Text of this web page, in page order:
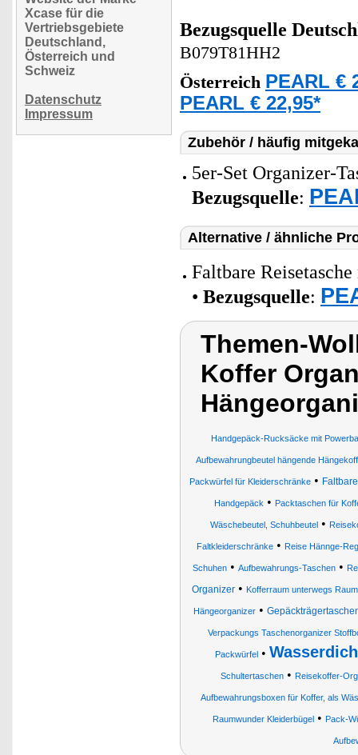
Xcase für die
Vertriebsgebiete
Deutschland,
Österreich und
Schweiz
Datenschutz
Impressum
Bezugsquelle
B079T81HH2
Österreich PEARL €
PEARL € 22,95*
Zubehör / häufig
5er-Set Organizer-
Bezugsquelle:
Alternative / ähnliche
Faltbare
• Bezugsquelle:
Themen-
Koffer
Handgepäck-Rucksäcke mit
Aufbewahrungbeutel hängende
Packwürfel für Kleiderschränke •
Handgepäck • Packtaschen für
Wäschebeutel, Schuhbeutel •
Faltkleiderschränke• Reise Hännge-
Schuhen • Aufbewahrungs-Taschen •
Organizer • Kofferraum unterwegs
Hängeorganizer •
Verpackungs Taschenorganizer
Packwürfel•
Schultertaschen • Reisekoffer-
Aufbewahrungsboxen für Koffer, als
Raumwunder Kleiderbügel• Pack-